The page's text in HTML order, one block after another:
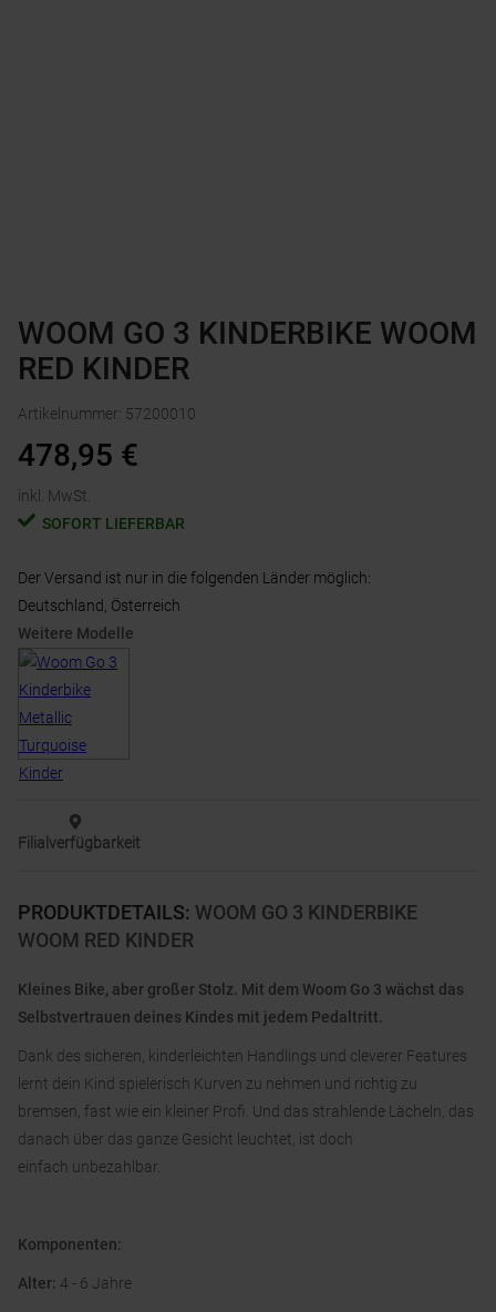
PRODUKTDETAILS: WOOM GO 3 KINDERBIKE
WOOM RED KINDER
Kleines Bike, aber großer Stolz. Mit dem Woom Go 3 wächst das
Selbstvertrauen deines Kindes mit jedem Pedaltritt.
Dank des sicheren, kinderleichten Handlings und cleverer Features
lernt dein Kind spielerisch Kurven zu nehmen und richtig zu
bremsen, fast wie ein kleiner Profi. Und das strahlende Lächeln, das
danach über das ganze Gesicht leuchtet, ist doch
einfach unbezahlbar.
Komponenten:
Alter: 4 - 6 Jahre
WOOM GO 3 KINDERBIKE WOOM
RED KINDER
Artikelnummer: 57200010
478,95 €
inkl. MwSt.
SOFORT LIEFERBAR
Der Versand ist nur in die folgenden Länder möglich:
Deutschland, Österreich
Weitere Modelle
Filialverfügbarkeit